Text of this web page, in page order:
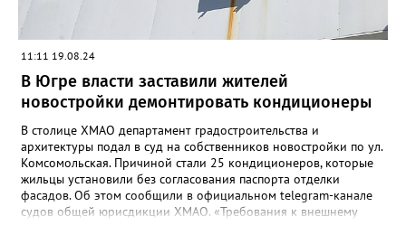
11:11 19.08.24
В Югре власти заставили жителей
новостройки демонтировать кондиционеры
В столице ХМАО департамент градостроительства и
архитектуры подал в суд на собственников новостройки по ул.
Комсомольская. Причиной стали 25 кондиционеров, которые
жильцы установили без согласования паспорта отделки
фасадов. Об этом сообщили в официальном telegram-канале
судов общей юрисдикции ХМАО. «Требования к внешнему